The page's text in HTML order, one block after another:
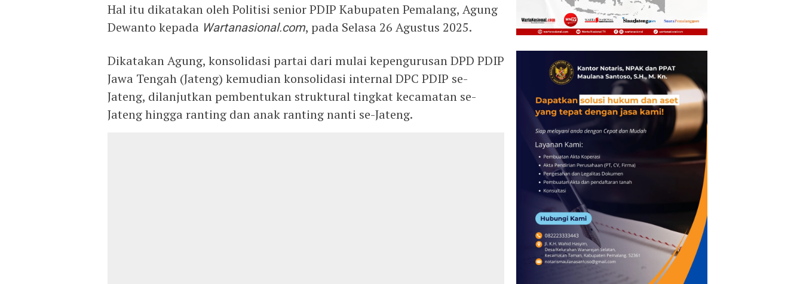
Hal itu dikatakan oleh Politisi senior PDIP Kabupaten Pemalang, Agung
Dewanto kepada Wartanasional.com, pada Selasa 26 Agustus 2025.
Dikatakan Agung, konsolidasi partai dari mulai kepengurusan DPD PDIP
Jawa Tengah (Jateng) kemudian konsolidasi internal DPC PDIP se-
Jateng, dilanjutkan pembentukan struktural tingkat kecamatan se-
Jateng hingga ranting dan anak ranting nanti se-Jateng.